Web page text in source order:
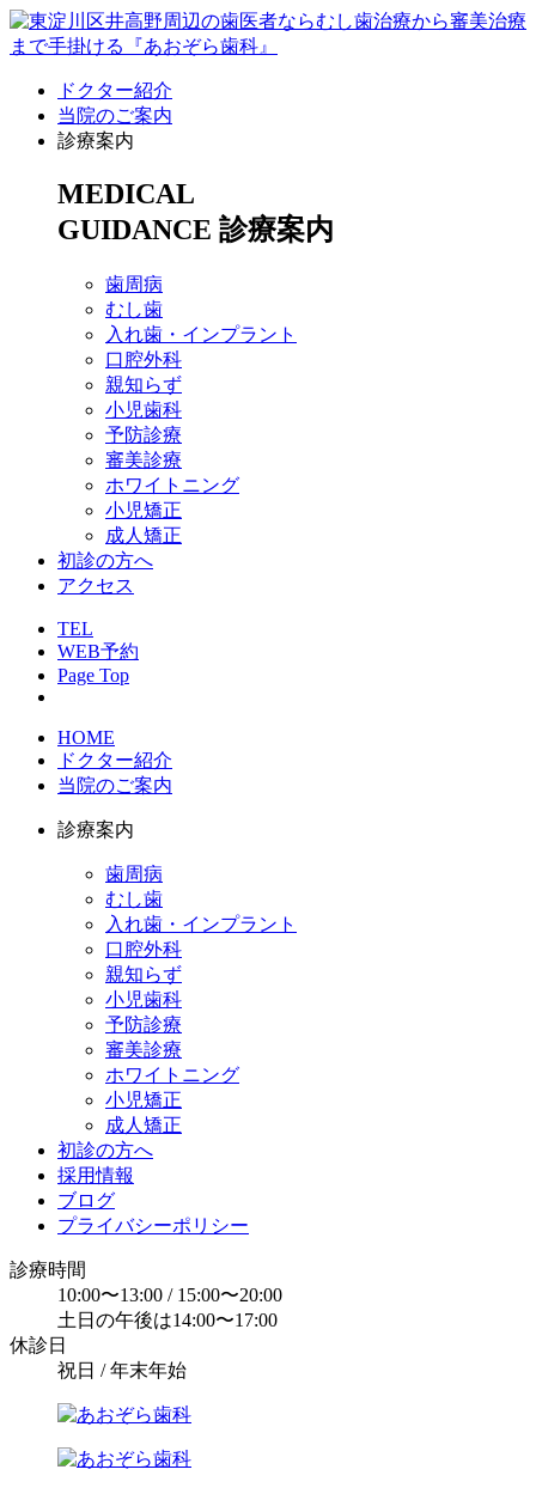
ドクター紹介
当院のご案内
診療案内
MEDICAL
GUIDANCE 診療案内
歯周病
むし歯
入れ歯・インプラント
口腔外科
親知らず
小児歯科
予防診療
審美診療
ホワイトニング
小児矯正
成人矯正
初診の方へ
アクセス
TEL
WEB予約
Page Top
HOME
ドクター紹介
当院のご案内
診療案内
歯周病
むし歯
入れ歯・インプラント
口腔外科
親知らず
小児歯科
予防診療
審美診療
ホワイトニング
小児矯正
成人矯正
初診の方へ
採用情報
ブログ
プライバシーポリシー
診療時間
10:00〜13:00 / 15:00〜20:00
土日の午後は14:00〜17:00
休診日
祝日 / 年末年始